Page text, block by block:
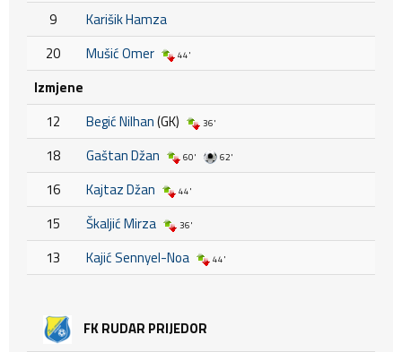
9
Karišik Hamza
20
Mušić Omer 44'
Izmjene
12
Begić Nilhan(GK) 36'
18 Gaštan Džan 60' 62'
16 Kajtaz Džan 44'
15 Škaljić Mirza 36'
13 Kajić Sennyel-Noa 44'
FK RUDAR PRIJEDOR